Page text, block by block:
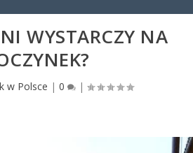
WYSTARCZY NA
w Polsce |0 |